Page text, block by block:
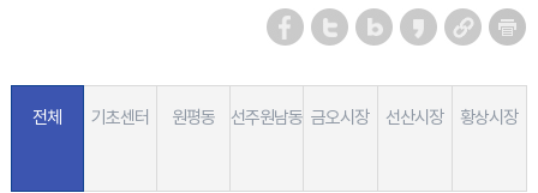
전체 기초센터 원평동 선주원남동 금오시장 선산시장 황상시장